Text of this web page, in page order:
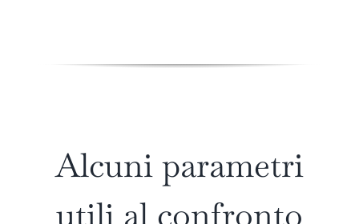
Alcuni parametri
utili al confronto